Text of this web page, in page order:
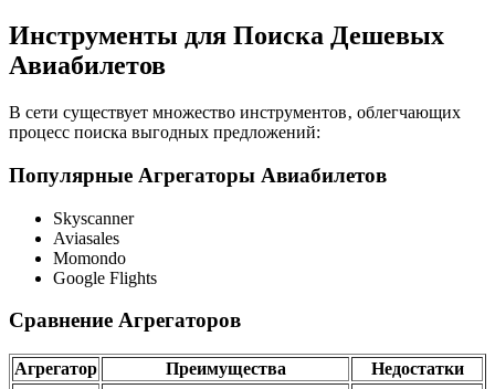
Инструменты для Поиска Дешевых
Авиабилетов
В сети существует множество инструментов‚ облегчающих
процесс поиска выгодных предложений:
Популярные Агрегаторы Авиабилетов
Skyscanner
Aviasales
Momondo
Google Flights
Сравнение Агрегаторов
Агрегатор Преимущества
Недостатки